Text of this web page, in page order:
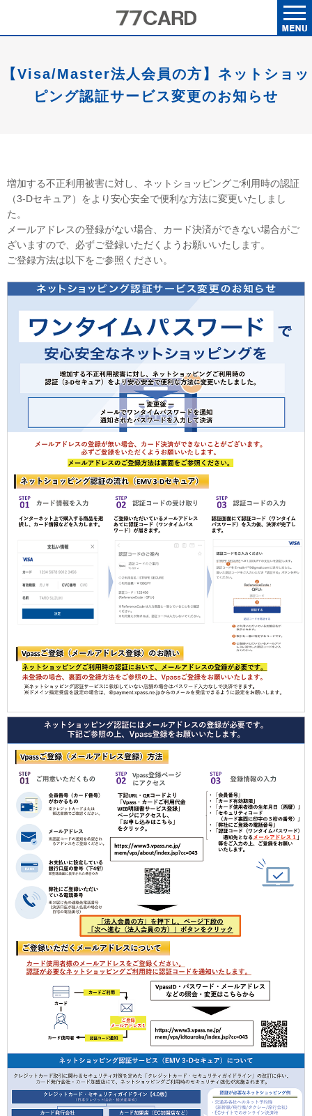
【Visa/Master法人会員の方】ネットショッ
ピング認証サービス変更のお知らせ
増加する不正利用被害に対し、ネットショッピングご利用時の認証
（3-Dセキュア）をより安心安全で便利な方法に変更いたしまし
た。
メールアドレスの登録がない場合、カード決済ができない場合がご
ざいますので、必ずご登録いただくようお願いいたします。
ご登録方法は以下をご参照ください。